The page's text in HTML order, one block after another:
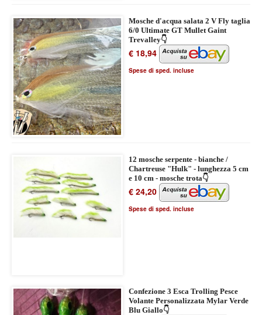
Mosche d'acqua salata 2 V Fly taglia
6/0 Ultimate GT Mullet Gaint
Trevalley👇
€ 18,94
Spese di sped. incluse
12 mosche serpente - bianche /
Chartreuse "Hulk" - lunghezza 5 cm
e 10 cm - mosche trota👇
€ 24,20
Spese di sped. incluse
Confezione 3 Esca Trolling Pesce
Volante Personalizzata Mylar Verde
Blu Giallo👇